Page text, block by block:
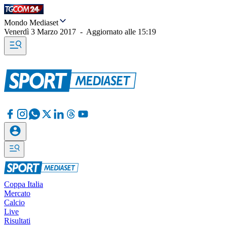
Mondo Mediaset
Venerdì 3 Marzo 2017 - Aggiornato alle 15:19
Coppa Italia
Mercato
Calcio
Live
Risultati